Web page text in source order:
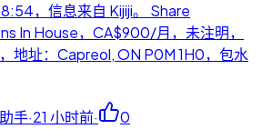
，信息来自 Kijiji。 Share
In House，CA$900/月，未注明，
地址：Capreol, ON P0M 1H0，包水
手·21 小时前· 0